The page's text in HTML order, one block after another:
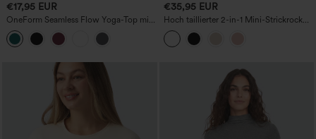
€17,95 EUR
OneForm Seamless Flow Yoga-Top mit
integriertem BH und Cut-out
€35,95 EUR
Hoch taillierter 2-in-1 Mini-Strickrock
mit Tasche, offen gestrickt, lässig